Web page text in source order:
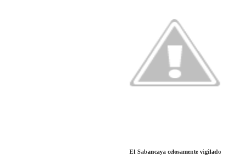
El Sabancaya celosamente vigilado